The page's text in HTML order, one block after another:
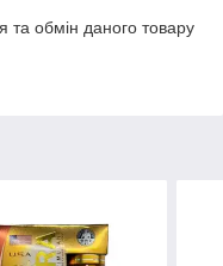
обмін даного товару